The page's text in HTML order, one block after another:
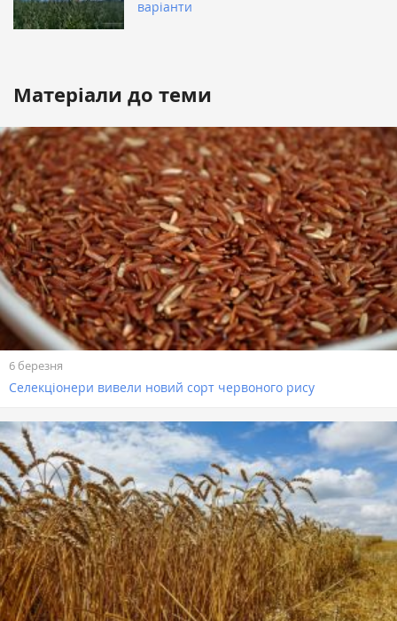
варіанти
Матеріали до теми
6 березня
Селекціонери вивели новий сорт червоного рису